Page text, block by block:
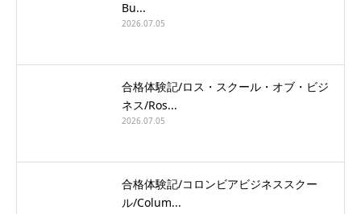
Bu...
2026.07.05
合格体験記/ロス・スクール・オブ・ビジ
ネス/Ros...
2026.07.05
合格体験記/コロンビアビジネススクー
ル/Colum...